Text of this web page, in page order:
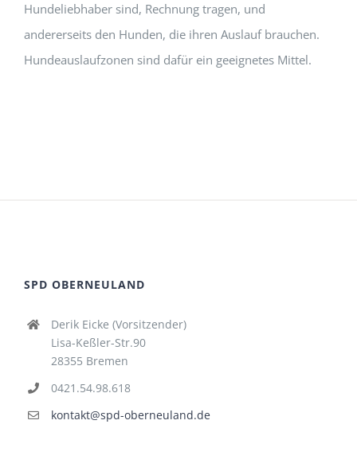
Hundeliebhaber sind, Rechnung tragen, und
andererseits den Hunden, die ihren Auslauf brauchen.
Hundeauslaufzonen sind dafür ein geeignetes Mittel.
SPD OBERNEULAND
Derik Eicke (Vorsitzender)
Lisa-Keßler-Str.90
28355 Bremen
0421.54.98.618
kontakt@spd-oberneuland.de